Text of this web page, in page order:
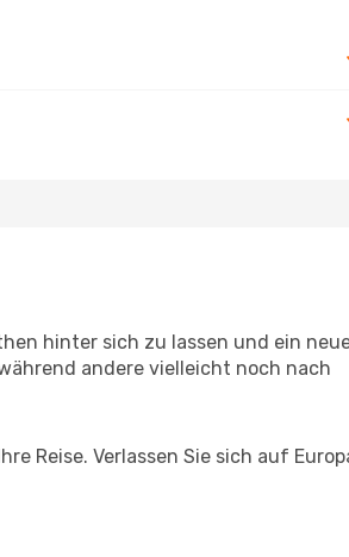
hinter sich zu lassen und ein
andere vielleicht noch nach
Reise. Verlassen Sie sich auf